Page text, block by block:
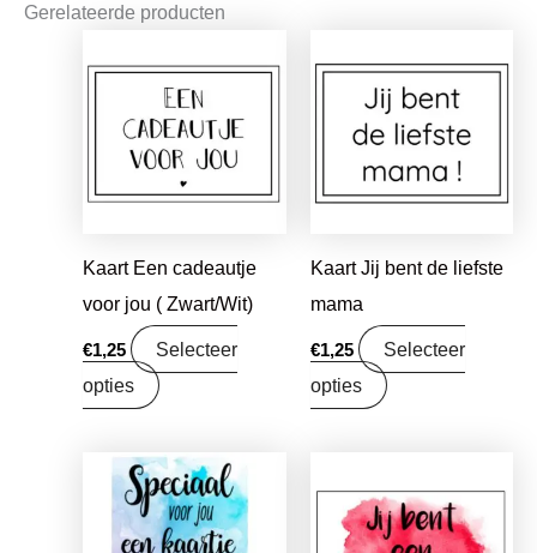
Gerelateerde producten
Kaart Een cadeautje
voor jou ( Zwart/Wit)
€1,25
Selecteer
opties
Kaart Jij bent de liefste
mama
€1,25
Selecteer
opties